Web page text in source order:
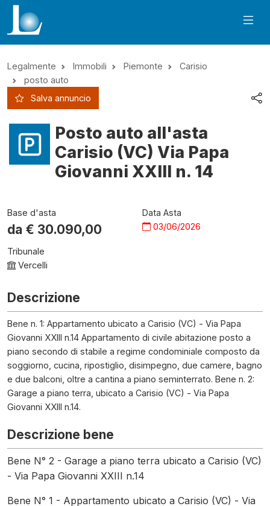
Legalmente Immobili Piemonte
Carisio
posto auto
Salva annuncio
Posto auto all'asta
Carisio (VC) Via Papa
Giovanni XXIII n. 14
Base d'asta
da € 30.090,00
Data Asta
03/06/2026
Tribunale
Vercelli
Descrizione
Bene n. 1: Appartamento ubicato a Carisio (VC) - Via Papa
Giovanni XXIII n.14 Appartamento di civile abitazione posto a
piano secondo di stabile a regime condominiale composto da
soggiorno, cucina, ripostiglio, disimpegno, due camere, bagno
e due balconi, oltre a cantina a piano seminterrato. Bene n. 2:
Garage a piano terra, ubicato a Carisio (VC) - Via Papa
Giovanni XXIII n.14.
Descrizione bene
Bene N° 2 - Garage a piano terra ubicato a Carisio (VC)
- Via Papa Giovanni XXIII n.14
Bene N° 1 - Appartamento ubicato a Carisio (VC) - Via